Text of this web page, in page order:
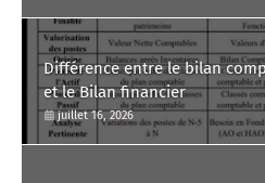
Différence entre le bilan
et le Bilan financier
juillet 16, 2026